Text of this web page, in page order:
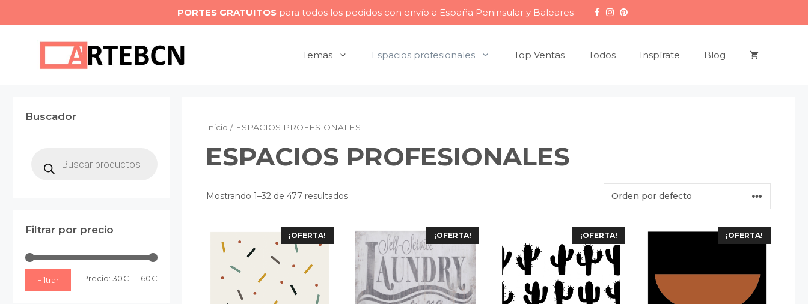
PORTES GRATUITOSpara todos los pedidos con envío a España Peninsular y Baleares
Temas Espacios profesionales Top Ventas Todos Inspírate Blog
Inicio / ESPACIOS PROFESIONALES
ESPACIOS PROFESIONALES
Mostrando 1–32 de 477 resultados
¡OFERTA! ¡OFERTA! ¡OFERTA! ¡OFERTA!
Buscador
productos
Filtrar por precio
Filtrar Precio: 30€ — 60€